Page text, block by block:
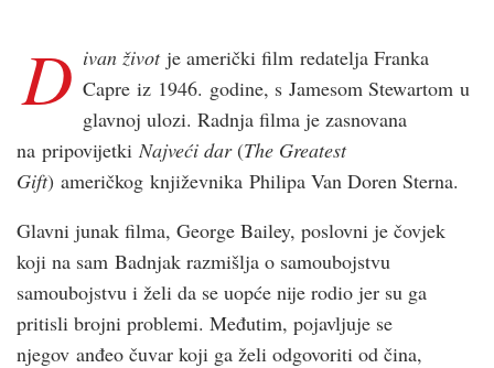
D ivan životje američki film redatelja Franka
Capre iz 1946. godine, s Jamesom Stewartom u
glavnoj ulozi. Radnja filma je zasnovana
na pripovijetki Najveći dar(The Greatest
Gift) američkog književnika Philipa Van Doren Sterna.
Glavni junak filma, George Bailey, poslovni je čovjek
koji na sam Badnjak razmišlja o samoubojstvu
samoubojstvu i želi da se uopće nije rodio jer su ga
pritisli brojni problemi. Međutim, pojavljuje se
njegov anđeo čuvar koji ga želi odgovoriti od čina,